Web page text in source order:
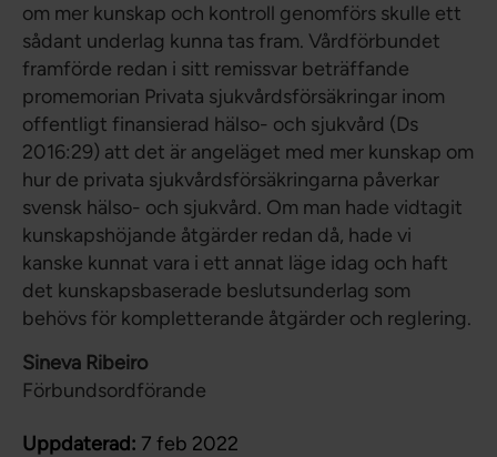
om mer kunskap och kontroll genomförs skulle ett
sådant underlag kunna tas fram. Vårdförbundet
framförde redan i sitt remissvar beträffande
promemorian Privata sjukvårdsförsäkringar inom
offentligt finansierad hälso- och sjukvård (Ds
2016:29) att det är angeläget med mer kunskap om
hur de privata sjukvårdsförsäkringarna påverkar
svensk hälso- och sjukvård. Om man hade vidtagit
kunskapshöjande åtgärder redan då, hade vi
kanske kunnat vara i ett annat läge idag och haft
det kunskapsbaserade beslutsunderlag som
behövs för kompletterande åtgärder och reglering.
Sineva Ribeiro
Förbundsordförande
Uppdaterad: 7 feb 2022